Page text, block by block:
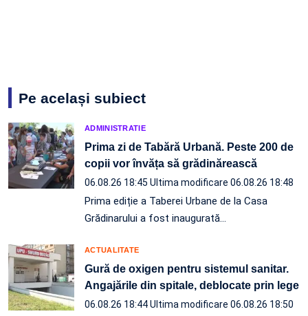
Pe același subiect
ADMINISTRATIE
Prima zi de Tabără Urbană. Peste 200 de
copii vor învăța să grădinărească
06.08.26 18:45 Ultima modificare 06.08.26 18:48
Prima ediție a Taberei Urbane de la Casa
Grădinarului a fost inaugurată…
ACTUALITATE
Gură de oxigen pentru sistemul sanitar.
Angajările din spitale, deblocate prin lege
06.08.26 18:44Ultima modificare 06.08.26 18:50